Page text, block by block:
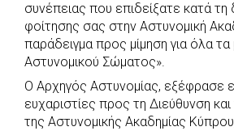
συνέπειας που επιδείξατε κατά τη
φοίτησης σας στην Αστυνομική
παράδειγμα προς μίμηση για όλα τα
Αστυνομικού Σώματος».
Ο Αρχηγός Αστυνομίας, εξέφρασε
ευχαριστίες προς τη Διεύθυνση
της Αστυνομικής Ακαδημίας